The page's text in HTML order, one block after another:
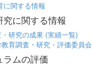
究に関する情報
研究の成果 (実績一覧)
育調査・研究・評価委員会
ラムの評価